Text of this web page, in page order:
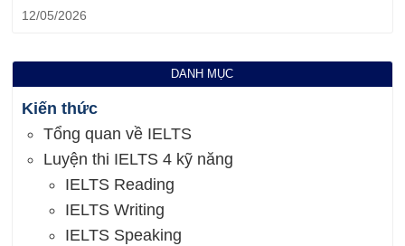
12/05/2026
DANH MỤC
Kiến thức
Tổng quan về IELTS
Luyện thi IELTS 4 kỹ năng
IELTS Reading
IELTS Writing
IELTS Speaking